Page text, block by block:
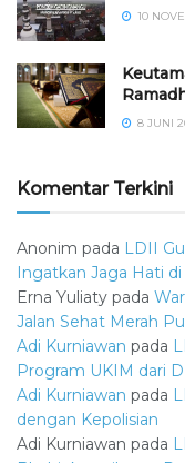
10
8 JUNI
Komentar Terkini
Anonim pada LDII
Ingatkan Jaga Hati
Erna Yuliaty pada
Jalan Sehat Merah
Adi Kurniawan pada
Program UKIM dari
Adi Kurniawan pada
dengan Kepolisian
Adi Kurniawan pada